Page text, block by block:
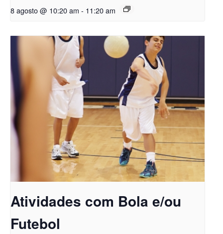
8 agosto @ 10:20 am - 11:20 am
Atividades com Bola e/ou
Futebol